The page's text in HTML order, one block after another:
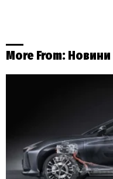
More From: Новини